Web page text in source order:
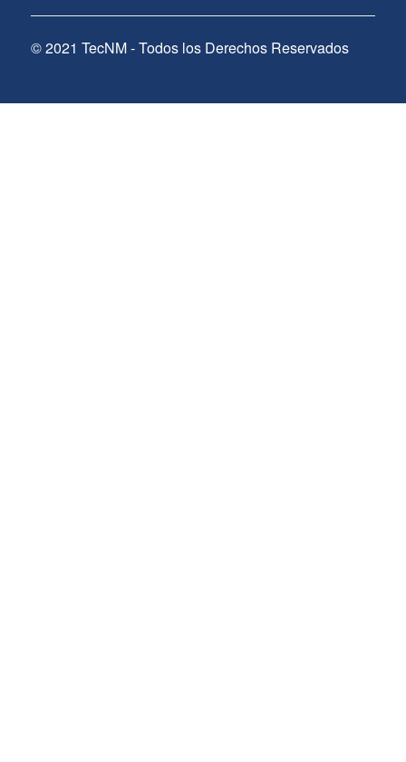
© 2021 TecNM - Todos los Derechos Reservados